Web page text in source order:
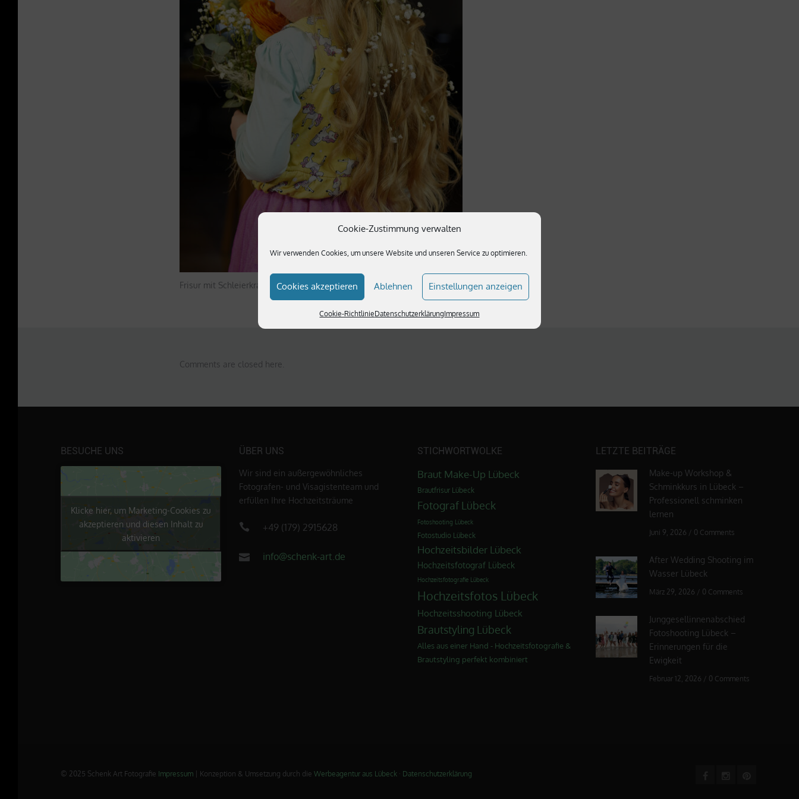
Cookie-Zustimmung verwalten
Wir verwenden Cookies, um unsere Website und unseren Service zu optimieren.
Cookies akzeptieren Ablehnen Einstellungen anzeigen
Cookie-RichtlinieDatenschutzerklärungImpressum
Frisur mit Schleierkraut
Comments are closed here.
BESUCHE UNS
Klicke hier, um Marketing-Cookies zu
akzeptieren und diesen Inhalt zu
aktivieren
ÜBER UNS
Wir sind ein außergewöhnliches
Fotografen- und Visagistenteam und
erfüllen Ihre Hochzeitsträume
+49 (179) 2915628
info@schenk-art.de
STICHWORTWOLKE
Braut Make-Up Lübeck
Brautfrisur Lübeck
Fotograf Lübeck
Fotoshooting Lübeck
Fotostudio Lübeck
Hochzeitsbilder Lübeck
Hochzeitsfotograf Lübeck
Hochzeitsfotografie Lübeck
Hochzeitsfotos Lübeck
Hochzeitsshooting Lübeck
Brautstyling Lübeck
Alles aus einer Hand - Hochzeitsfotografie &
Brautstyling perfekt kombiniert
LETZTE BEITRÄGE
Make-up Workshop &
Schminkkurs in Lübeck –
Professionell schminken
lernen
Juni 9, 2026 / 0 Comments
After Wedding Shooting im
Wasser Lübeck
März 29, 2026 / 0 Comments
Junggesellinnenabschied
Fotoshooting Lübeck –
Erinnerungen für die
Ewigkeit
Februar 12, 2026 / 0 Comments
© 2025 Schenk Art Fotografie Impressum | Konzeption & Umsetzung durch die Werbeagentur aus Lübeck · Datenschutzerklärung